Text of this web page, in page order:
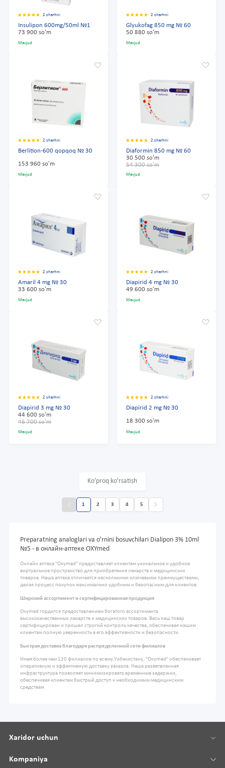
2 sharhni
Insulipon 600mg/50ml №1
73 900 so'm
Mavjud
2 sharhni
Glyukofag 850 mg № 60
50 880 so'm
Mavjud
2 sharhni
Berlition-600 qopqoq № 30
153 960 so'm
Mavjud
2 sharhni
Diaformin 850 mg № 60
30 500 so'm
54 300 so'm
Mavjud
2 sharhni
Amaril 4 mg № 30
33 600 so'm
Mavjud
2 sharhni
Diapirid 4 mg № 30
49 600 so'm
Mavjud
2 sharhni
Diapirid 3 mg № 30
44 600 so'm
46 700 so'm
Mavjud
2 sharhni
Diapirid 2 mg № 30
18 300 so'm
Mavjud
Ko'proq ko'rsatish
1 2 3 4 5
Preparatning analoglari va o'rnini bosuvchilari Dialipon 3% 10ml
№5 - в онлайн-аптеке OXYmed
Онлайн аптека "Oxymed" предоставляет клиентам уникальное и удобное
виртуальное пространство для приобретения лекарств и медицинских
товаров. Наша аптека отличается несколькими ключевыми преимуществами,
делая процесс покупок максимально удобным и безопасным для клиентов.
Широкий ассортимент и сертифицированная продукция
Oxymed гордится предоставлением богатого ассортимента
высококачественных лекарств и медицинских товаров. Весь наш товар
сертифицирован и прошел строгий контроль качества, обеспечивая нашим
клиентам полную уверенность в его эффективности и безопасности.
Быстрая доставка благодаря распределенной сети филиалов
Имея более чем 120 филиалов по всему Узбекистану, "Oxymed" обеспечивает
оперативную и эффективную доставку заказов. Наша разветвленная
инфраструктура позволяет минимизировать временные задержки,
обеспечивая клиентам быстрый доступ к необходимым медицинским
средствам
Xaridor uchun
Kompaniya